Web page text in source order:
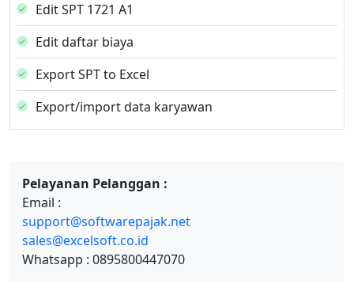
Edit SPT 1721 A1
Edit daftar biaya
Export SPT to Excel
Export/import data karyawan
Pelayanan Pelanggan :
Email :
support@softwarepajak.net
sales@excelsoft.co.id
Whatsapp : 0895800447070